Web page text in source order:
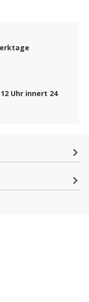
Uhr innert 24